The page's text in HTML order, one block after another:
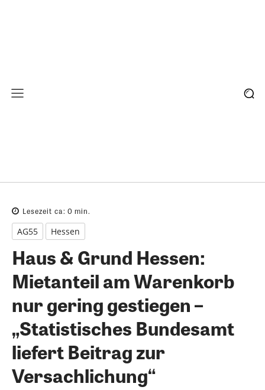
Lesezeit ca: 0 min.
AG55 Hessen
Haus & Grund Hessen:
Mietanteil am Warenkorb
nur gering gestiegen –
„Statistisches Bundesamt
liefert Beitrag zur
Versachlichung“